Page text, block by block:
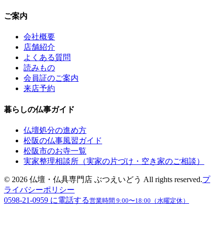
ご案内
会社概要
店舗紹介
よくある質問
読みもの
会員証のご案内
来店予約
暮らしの仏事ガイド
仏壇処分の進め方
松阪の仏事風習ガイド
松阪市のお寺一覧
実家整理相談所（実家の片づけ・空き家のご相談）
© 2026 仏壇・仏具専門店 ぶつえいどう All rights reserved.プ
ライバシーポリシー
0598-21-0959 に電話する営業時間 9:00〜18:00（水曜定休）